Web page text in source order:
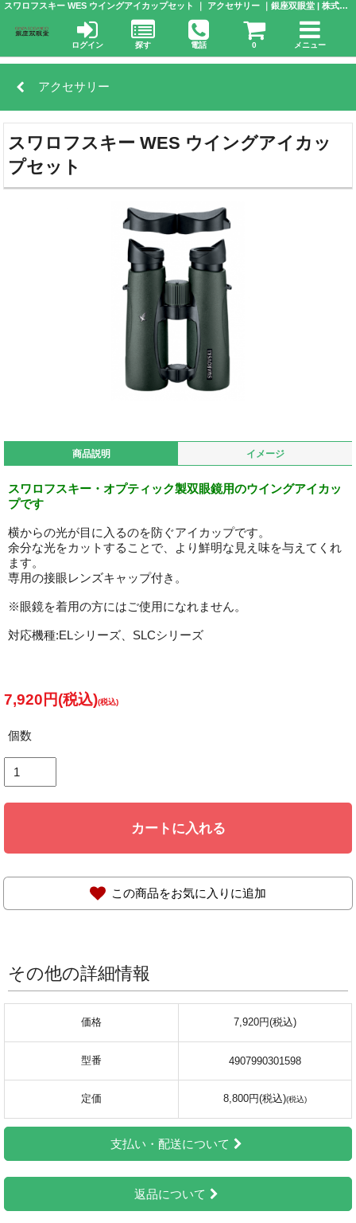
アクセサリー
スワロフスキー WES ウイングアイカッ
プセット
商品説明 イメージ
スワロフスキー・オプティック製双眼鏡用のウイングアイカッ
プです
横からの光が目に入るのを防ぐアイカップです。
余分な光をカットすることで、より鮮明な見え味を与えてくれ
ます。
専用の接眼レンズキャップ付き。
※眼鏡を着用の方にはご使用になれません。
対応機種:ELシリーズ、SLCシリーズ
7,920円(税込)
個数
カートに入れる
この商品をお気に入りに追加
その他の詳細情報
価格 7,920円(税込)
型番 4907990301598
定価 8,800円(税込)
支払い・配送について
返品について
スワロフスキー WES ウイングアイカップセット ｜ アクセサリー ｜銀座双眼堂 | 株式会社 アドウエーブ
ログイン 探す 電話 0 メニュー